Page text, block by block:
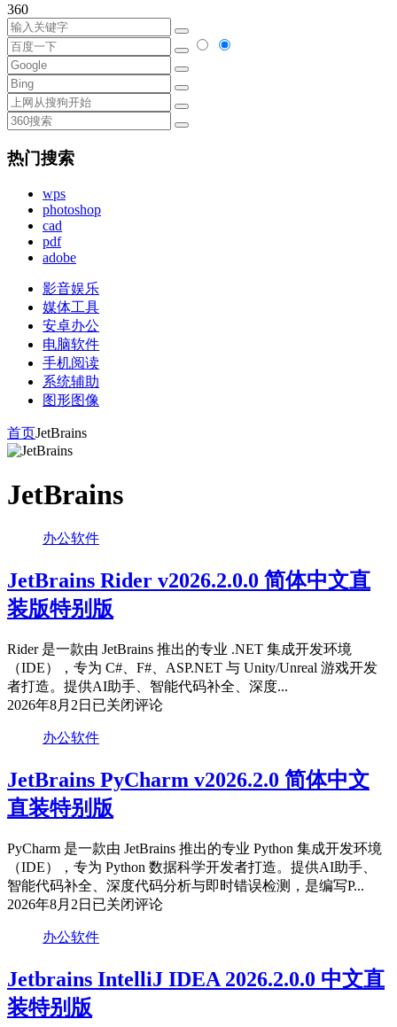
360
热门搜索
wps
photoshop
cad
pdf
adobe
影音娱乐
媒体工具
安卓办公
电脑软件
手机阅读
系统辅助
图形图像
首页JetBrains
JetBrains
办公软件
JetBrains Rider v2026.2.0.0 简体中文直
装版特别版
Rider 是一款由 JetBrains 推出的专业 .NET 集成开发环境
（IDE），专为 C#、F#、ASP.NET 与 Unity/Unreal 游戏开发
者打造。提供AI助手、智能代码补全、深度...
2026年8月2日 JetBrains
v2026.2.0.0
体
中
文
装
版
别
已关闭评论
办公软件
JetBrains PyCharm v2026.2.0 简体中文
直装特别版
PyCharm 是一款由 JetBrains 推出的专业 Python 集成开发环境
（IDE），专为 Python 数据科学开发者打造。提供AI助手、
智能代码补全、深度代码分析与即时错误检测，是编写P...
2026年8月2日 JetBrains
v2026.2.0
体
中
已关闭评论
办公软件
Jetbrains IntelliJ IDEA 2026.2.0.0 中文直
装特别版